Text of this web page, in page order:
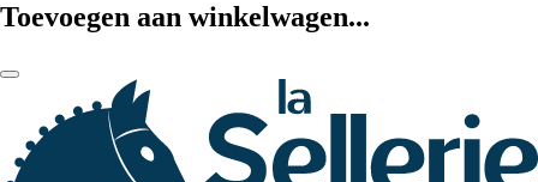
Toevoegen aan winkelwagen...